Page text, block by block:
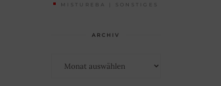
MISTUREBA | SONSTIGES
ARCHIV